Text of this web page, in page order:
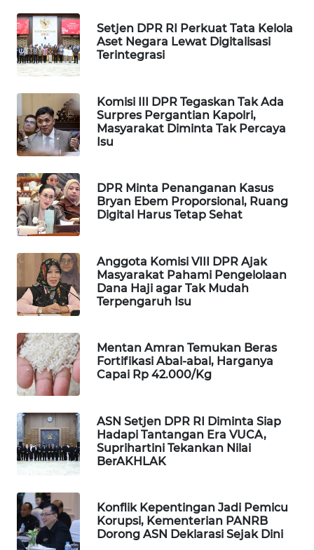
Setjen DPR RI Perkuat Tata Kelola
Aset Negara Lewat Digitalisasi
Terintegrasi
Komisi III DPR Tegaskan Tak Ada
Surpres Pergantian Kapolri,
Masyarakat Diminta Tak Percaya
Isu
DPR Minta Penanganan Kasus
Bryan Ebem Proporsional, Ruang
Digital Harus Tetap Sehat
Anggota Komisi VIII DPR Ajak
Masyarakat Pahami Pengelolaan
Dana Haji agar Tak Mudah
Terpengaruh Isu
Mentan Amran Temukan Beras
Fortifikasi Abal-abal, Harganya
Capai Rp 42.000/Kg
ASN Setjen DPR RI Diminta Siap
Hadapi Tantangan Era VUCA,
Suprihartini Tekankan Nilai
BerAKHLAK
Konflik Kepentingan Jadi Pemicu
Korupsi, Kementerian PANRB
Dorong ASN Deklarasi Sejak Dini
MAWAKA
ID
MARTABAT
NET
PLN
WATCH
MKLI
LPKKI
LKKI
KOPEKLIN
KONSUMEN
FORWAMKI
ALPERKLINAS
FORJASIDA
TAMBANG
NEWS
SITUNGIR